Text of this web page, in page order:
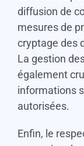
diffusion de
mesures de
cryptage des
La gestion
également
informations
autorisées.
Enfin, le